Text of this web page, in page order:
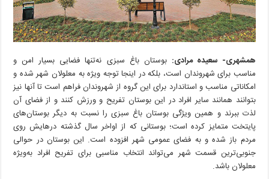
همشهری- سعیده مرادی: بوستان باغ سبزی نه‌تنها فضایی بسیار امن و
مناسب برای شهروندان است، بلکه در اینجا توجه ویژه به معلولان شهر شده و
امکاناتی مناسب و استاندارد برای این گروه از شهروندان فراهم است تا آنها نیز
بتوانند همانند سایر افراد در این بوستان تفریح و ورزش کنند و از فضای آن
لذت ببرند و همین ویژگی‌ بوستان باغ سبزی را نسبت به دیگر بوستان‌های
پایتخت متمایز کرده است؛ بوستانی که از اواخر سال گذشته درهایش روی
مردم باز شده و به فضای عمومی شهر افزوده است. این بوستان در حوالی
جنوبی‌ترین قسمت شهر می‌تواند انتخاب مناسبی برای تفریح افراد به‌ویژه
معلولان باشد.